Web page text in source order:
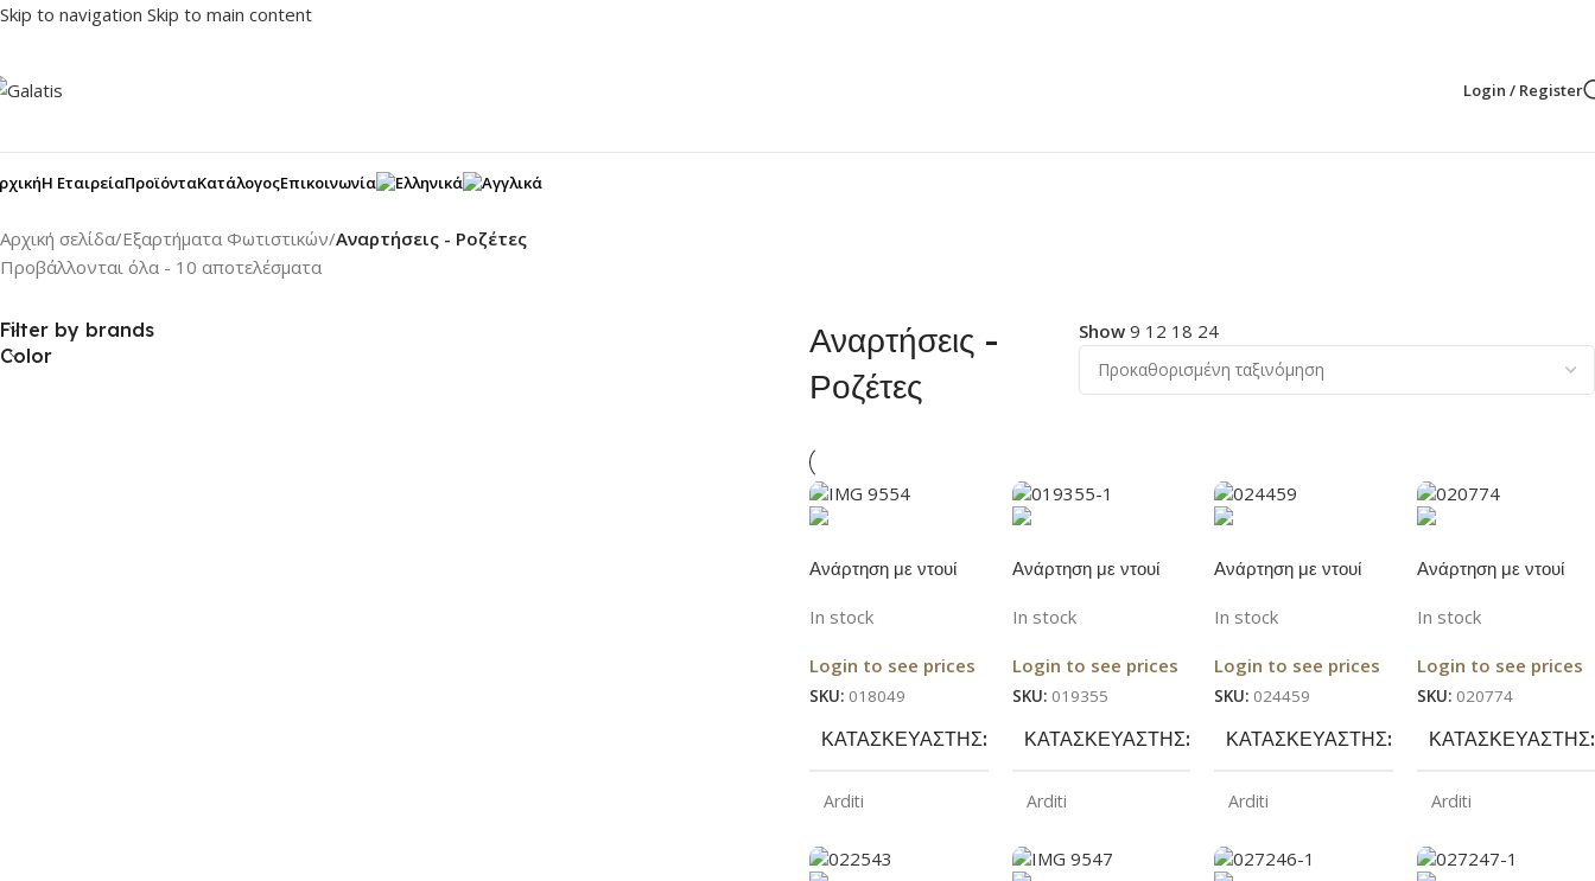
Skip to navigation Skip to main content
Login / Register
Η ΕταιρείαΠροϊόνταΚατάλογοςΕπικοινωνία
Αρχική σελίδα/Εξαρτήματα Φωτιστικών/Αναρτήσεις - Ροζέτες
Προβάλλονται όλα - 10 αποτελέσματα
Filter by brands
Color
Αναρτήσεις -
Ροζέτες
Show9 12 18 24
Ανάρτηση με ντουί
In stock
Login to see prices
SKU: 018049
ΚΑΤΑΣΚΕΥΑΣΤΉΣ
Arditi
ΧΡΏΜΑ
Ανάρτηση με ντουί
In stock
Login to see prices
SKU: 019355
ΚΑΤΑΣΚΕΥΑΣΤΉΣ
Arditi
ΧΡΏΜΑ
Ανάρτηση με ντουί
In stock
Login to see prices
SKU: 024459
ΚΑΤΑΣΚΕΥΑΣΤΉΣ
Arditi
ΧΡΏΜΑ
Ανάρτηση με ντουί
In stock
Login to see prices
SKU: 020774
ΚΑΤΑΣΚΕΥΑΣΤΉΣ
Arditi
ΧΡΏΜΑ